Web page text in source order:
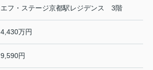
エフ・ステージ京都駅レジデンス 3階
4,430万円
9,590円